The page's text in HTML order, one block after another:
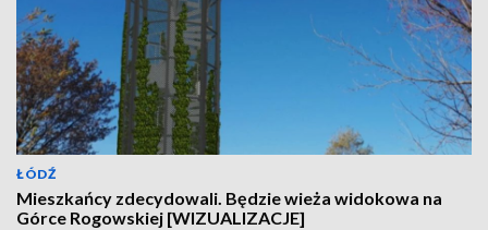
ŁÓDŹ
Mieszkańcy zdecydowali. Będzie wieża widokowa na
Górce Rogowskiej [WIZUALIZACJE]